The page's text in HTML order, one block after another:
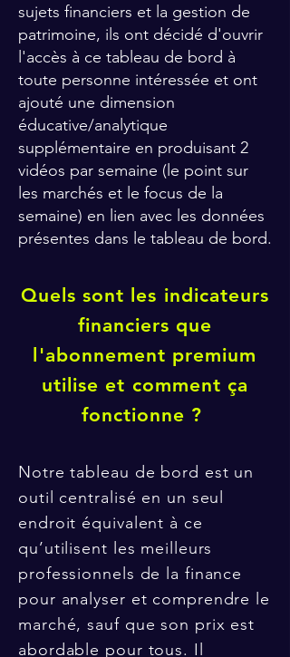
sujets financiers et la gestion de
patrimoine, ils ont décidé d'ouvrir
l'accès à ce tableau de bord à
toute personne intéressée et ont
ajouté une dimension
éducative/analytique
supplémentaire en produisant 2
vidéos par semaine (le point sur
les marchés et le focus de la
semaine) en lien avec les données
présentes dans le tableau de bord.
Quels sont les indicateurs
financiers que
l'abonnement premium
utilise et comment ça
fonctionne ?
Notre tableau de bord est un
outil centralisé en un seul
endroit équivalent à ce
qu’utilisent les meilleurs
professionnels de la finance
pour analyser et comprendre le
marché, sauf que son prix est
abordable pour tous. Il